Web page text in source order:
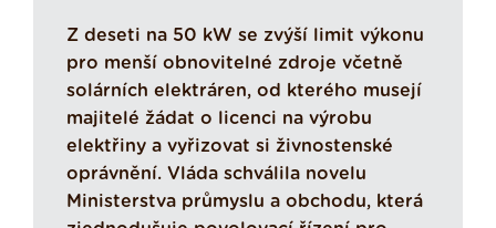
Z deseti na 50 kW se zvýší limit výkonu
pro menší obnovitelné zdroje včetně
solárních elektráren, od kterého musejí
majitelé žádat o licenci na výrobu
elektřiny a vyřizovat si živnostenské
oprávnění. Vláda schválila novelu
Ministerstva průmyslu a obchodu, která